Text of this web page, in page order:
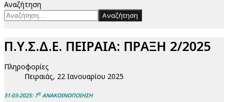
Αναζήτηση
Αναζήτηση
Π.Υ.Σ.Δ.Ε. ΠΕΙΡΑΙΑ: ΠΡΑΞΗ 2/2025
Πληροφορίες
Πειραιάς, 22 Ιανουαρίου 2025
31-03-2025: 7η ΑΝΑΚΟΙΝΟΠΟΙΗΣΗ